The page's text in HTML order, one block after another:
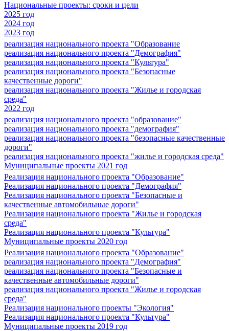
Национальные проекты: сроки и цели
2025 год
2024 год
2023 год
реализация национального проекта "Образование
реализация национального проекта "Демография"
реализация национального проекта "Культура"
реализация национального проекта "Безопасные
качественные дороги"
реализация национального проекта "Жилье и городская
среда"
2022 год
реализация национального проекта "образование"
реализация национального проекта "демография"
реализация национального проекта "безопасные качественные
дороги"
реализация национального проекта "жилье и городская среда"
Муниципальные проекты 2021 год
Реализация национального проекта "Образование"
Реализация национального проекта "Демография"
Реализация национального проекта "Безопасные и
качественные автомобильные дороги"
Реализация национального проекта "Жилье и городская
среда"
Реализация национального проекта "Культура"
Муниципальные проекты 2020 год
Реализация национального проекта "Образование"
реализация национального проекта "Демография"
реализация национального проекта "Безопасные и
качественные автомобильные дороги"
реализация национального проекта "Жилье и городская
среда"
Реализация национального проекты "Экология"
Реализация национального проекта "Культура"
Муниципальные проекты 2019 год